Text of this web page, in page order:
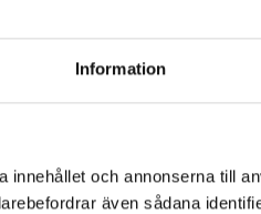
Information
och annonserna till
även sådana
walls
wall panel Ribbon-